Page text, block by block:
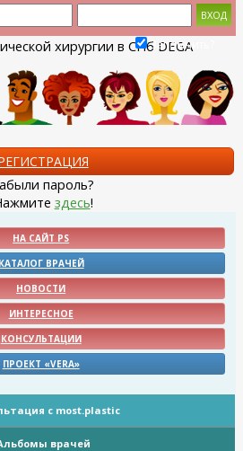
Запомнить?
пароль?
здесь!
НА САЙТ PS
КАТАЛОГ ВРАЧЕЙ
НОВОСТИ
ИНТЕРЕСНОЕ
КОНСУЛЬТАЦИИ
ПРОЕКТ «VERA»
с most.plastic
врачей